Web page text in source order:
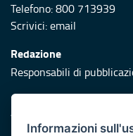
Telefono: 800 713939
Scrivici:email
Redazione
Responsabili di
Protezione civile
Vai al sito di Protezione
Informazioni